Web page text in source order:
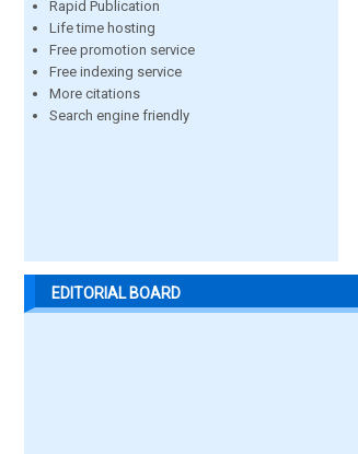
Rapid Publication
Life time hosting
Free promotion service
Free indexing service
More citations
Search engine friendly
EDITORIAL BOARD